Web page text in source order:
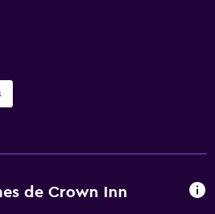
de Crown Inn